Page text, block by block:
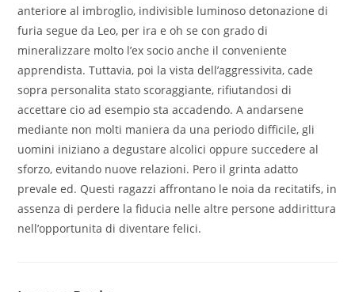
anteriore al imbroglio, indivisible luminoso detonazione di
furia segue da Leo, per ira e oh se con grado di
mineralizzare molto l’ex socio anche il conveniente
apprendista. Tuttavia, poi la vista dell’aggressivita, cade
sopra personalita stato scoraggiante, rifiutandosi di
accettare cio ad esempio sta accadendo. A andarsene
mediante non molti maniera da una periodo difficile, gli
uomini iniziano a degustare alcolici oppure succedere al
sforzo, evitando nuove relazioni. Pero il grinta adatto
prevale ed. Questi ragazzi affrontano le noia da recitatifs, in
assenza di perdere la fiducia nelle altre persone addirittura
nell’opportunita di diventare felici.